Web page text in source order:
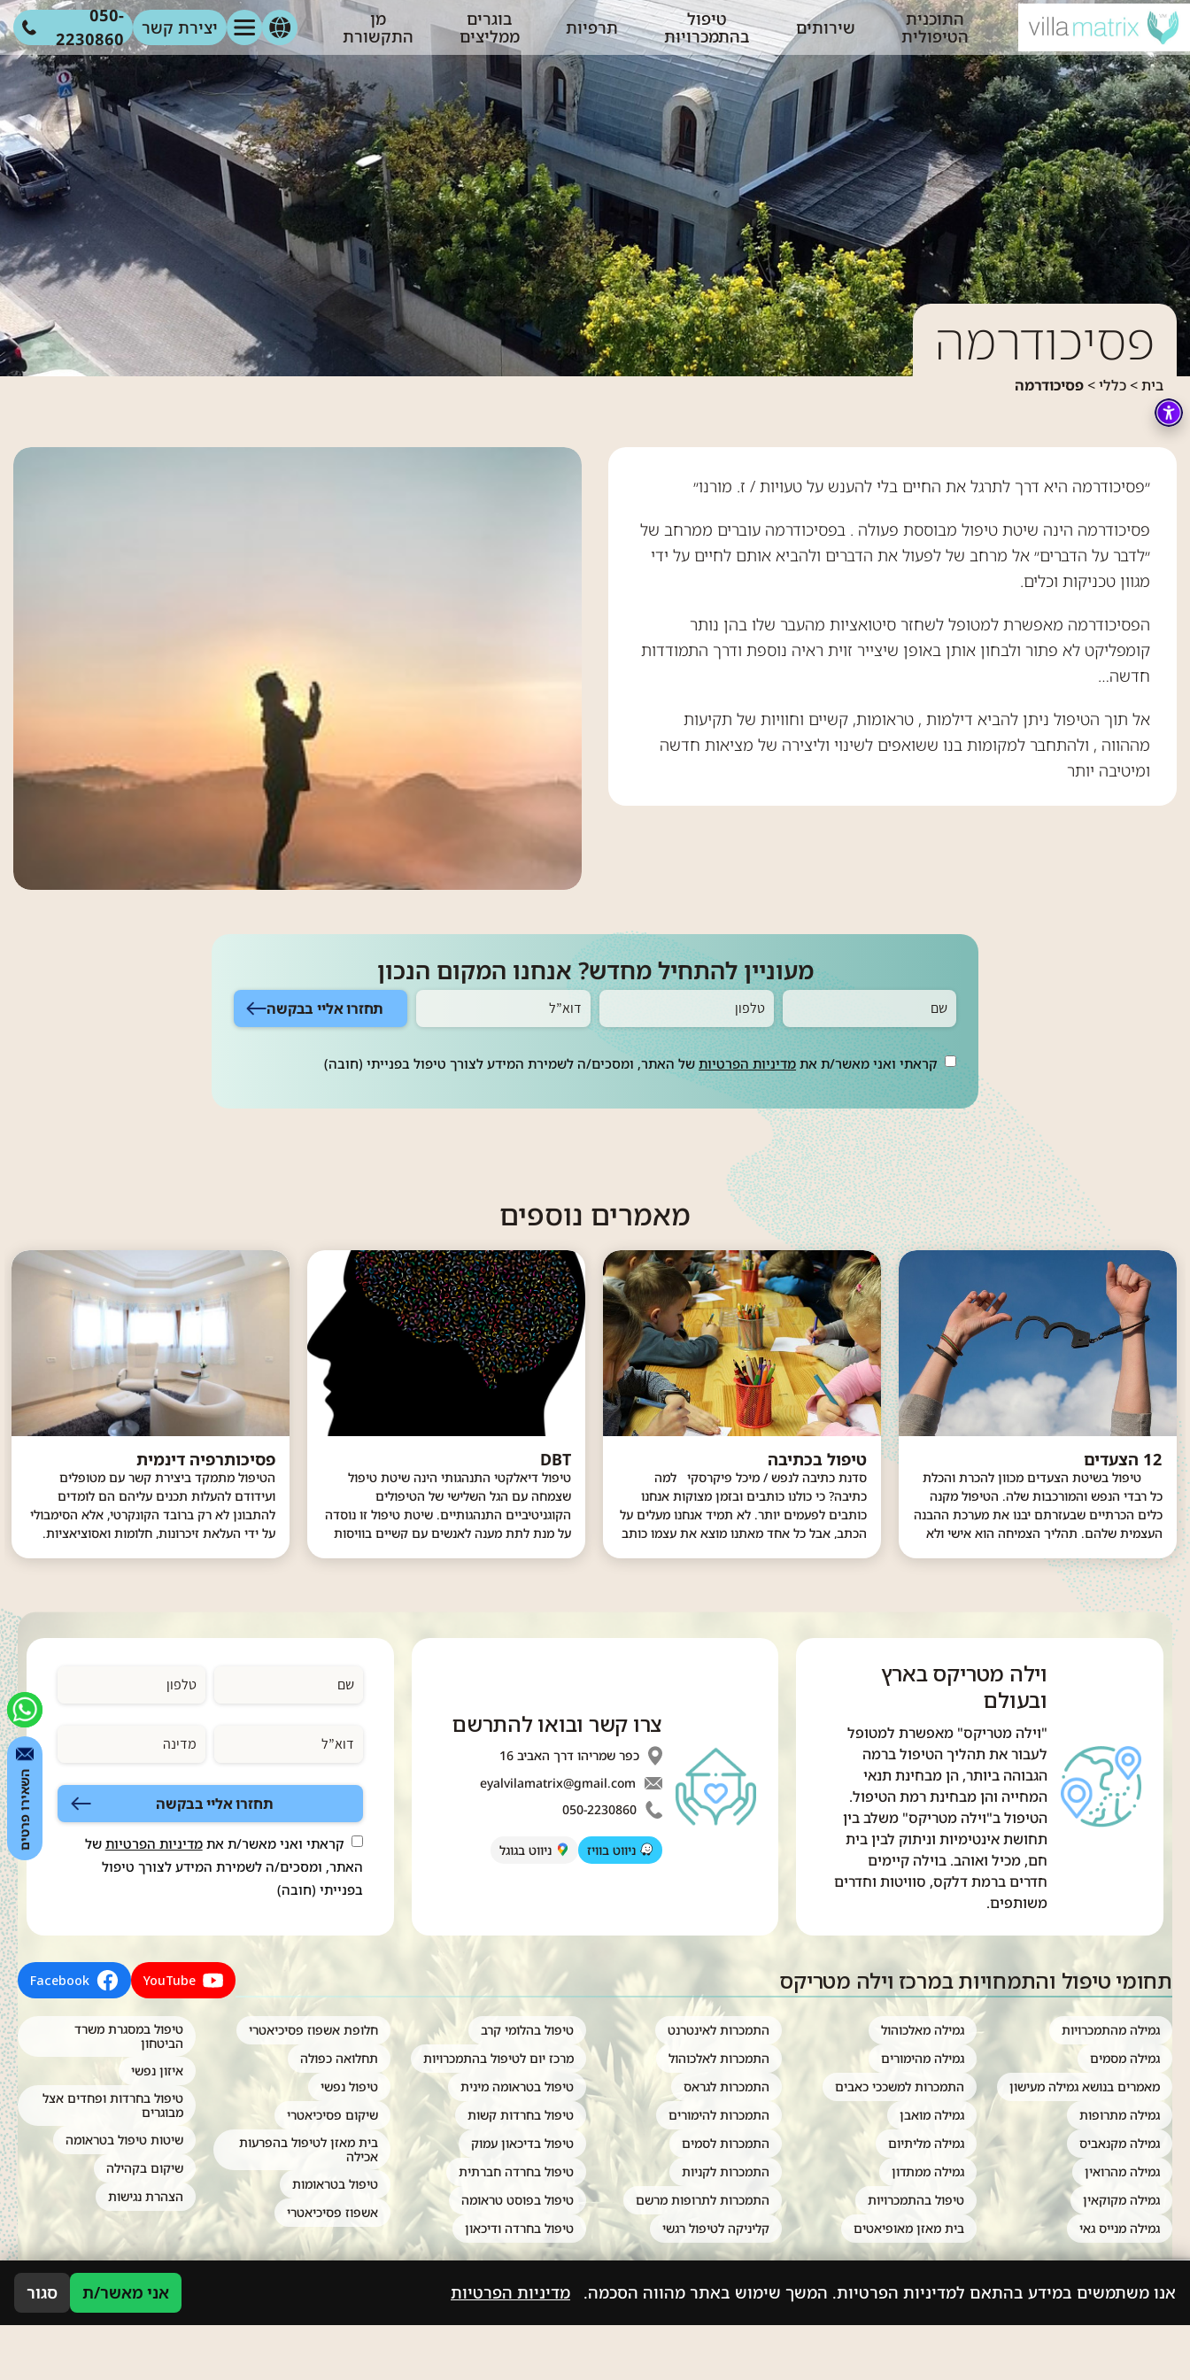
התוכנית
הטיפולית
שירותים
טיפול
בהתמכרויות
תרפיות
בוגרים
ממליצים
מן
התקשורת
עמוד הבית אודות גלריה מאמרים צור קשר
יצירת קשר
050-
2230860
השאירו פרטים
פסיכודרמה
בית>כללי>פסיכודרמה
״פסיכודרמה היא דרך לתרגל את החיים בלי להענש על טעויות / ז. מורנו״
פסיכודרמה הינה שיטת טיפול מבוססת פעולה . בפסיכודרמה עוברים ממרחב של
״לדבר על הדברים״ אל מרחב של לפעול את הדברים ולהביא אותם לחיים על ידי
מגוון טכניקות וכלים.
הפסיכודרמה מאפשרת למטופל לשחזר סיטואציות מהעבר שלו בהן נותר
קומפליקט לא פתור ולבחון אותן באופן שיצייר זוית ראיה נוספת ודרך התמודדות
חדשה…
אל תוך הטיפול ניתן להביא דילמות , טראומות, קשיים וחוויות של תקיעות
מההווה , ולהתחבר למקומות בנו ששואפים לשינוי וליצירה של מציאות חדשה
ומיטיבה יותר
מעוניין להתחיל מחדש? אנחנו המקום הנכון
תחזרו אליי בבקשה
קראתי ואני מאשר/ת את מדיניות הפרטיותשל האתר, ומסכים/ה לשמירת המידע לצורך טיפול בפנייתי (חובה)
מאמרים נוספים
12 הצעדים
טיפול בשיטת הצעדים מכוון להכרת והכלת
כל רבדי הנפש והמורכבות שלה. הטיפול מקנה
כלים הכרתיים שבעזרתם יבנו את מערכת ההבנה
העצמית שלהם. תהליך הצמיחה הוא אישי ולא
שליטה על המצאות החיצונית, מעולם לא...
טיפול בכתיבה
סדנת כתיבה לנפש / מיכל פיקרסקי למה
כתיבה? כי כולנו כותבים ובזמן מצוקות אנחנו
כותבים לפעמים יותר. לא תמיד אנחנו מעלים על
הכתב, אבל כל אחד מאתנו מוצא את עצמו כותב
DBT
טיפול דיאלקטי התנהגותי הינה שיטת טיפול
שצמחה עם הגל השלישי של הטיפולים
הקוגניטיביים התנהגותיים. שיטת טיפול זו נוסדה
על מנת לתת מענה לאנשים עם קשיים בוויסות
פסיכותרפיה דינמית
הטיפול מתמקד ביצירת קשר עם מטופלים
ועידודם להעלות תכנים עליהם הם לומדים
להתבונן לא רק ברובד הקונקרטי, אלא הסימבולי
על ידי העלאת זיכרונות, חלומות ואסוציאציות.
וילה מטריקס בארץ
ובעולם
"וילה מטריקס" מאפשרת למטופל
לעבור את תהליך הטיפול ברמה
הגבוהה ביותר, הן מבחינת תנאי
המחייה והן מבחינת רמת הטיפול.
הטיפול ב"וילה מטריקס" משלב בין
תחושת אינטימיות וניתוק לבין בית
חם, מכיל ואוהב. בוילה קיימים
חדרים ברמת דלקס, סוויטות וחדרים
משותפים.
צרו קשר ובואו להתרשם
כפר שמריהו דרך האביב 16
eyalvilamatrix@gmail.com
050-2230860
ניווט בוויז ניווט בגוגל
תחזרו אליי בבקשה
קראתי ואני מאשר/ת אתמדיניות הפרטיות של
האתר, ומסכים/ה לשמירת המידע לצורך טיפול
בפנייתי (חובה)
תחומי טיפול והתמחויות במרכז וילה מטריקס YouTube
Facebook
גמילה מהתמכרויות
גמילה מסמים
מאמרים בנושא גמילה מעישון
גמילה מתרופות
גמילה מקנאביס
גמילה מהרואין
גמילה מקוקאין
גמילה מנייס גאי
גמילה מאלכוהול
גמילה מהימורים
התמכרות למשככי כאבים
גמילה מואבן
גמילה מליתיום
גמילה ממתדון
טיפול בהתמכרויות
בית מאזן מאופיאטים
התמכרות לאינטרנט
התמכרות לאלכוהול
התמכרות לגראס
התמכרות להימורים
התמכרות לסמים
התמכרות לקניות
התמכרות לתרופות מרשם
קליניקה לטיפול רגשי
טיפול בהלומי קרב
מרכז יום לטיפול בהתמכרויות
טיפול בטראומה מינית
טיפול בחרדות קשות
טיפול בדיכאון עמוק
טיפול בחרדה חברתית
טיפול בפוסט טראומה
טיפול בחרדה ודיכאון
חלופת אשפוז פסיכיאטרי
תחלואה כפולה
טיפול נפשי
שיקום פסיכיאטרי
בית מאזן לטיפול בהפרעות
אכילה
טיפול בטראומות
אשפוז פסיכיאטרי
טיפול במסגרת משרד
הביטחון
איזון נפשי
טיפול בחרדות ופחדים אצל
מבוגרים
שיטות טיפול בטראומה
שיקום בקהילה
הצהרת נגישות
אנו משתמשים במידע בהתאם למדיניות הפרטיות. המשך שימוש באתר מהווה הסכמה. מדיניות הפרטיות אני מאשר/ת סגור